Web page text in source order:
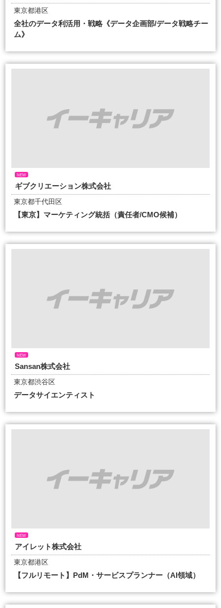
東京都港区
全社のデータ利活用・戦略《データ企画部/データ戦略チー
ム》
NEW
ギブクリエーション株式会社
東京都千代田区
【東京】マーケティング統括（責任者/CMO候補）
NEW
Sansan株式会社
東京都渋谷区
データサイエンティスト
NEW
アイレット株式会社
東京都港区
【フルリモート】PdM・サービスプランナー（AI領域）